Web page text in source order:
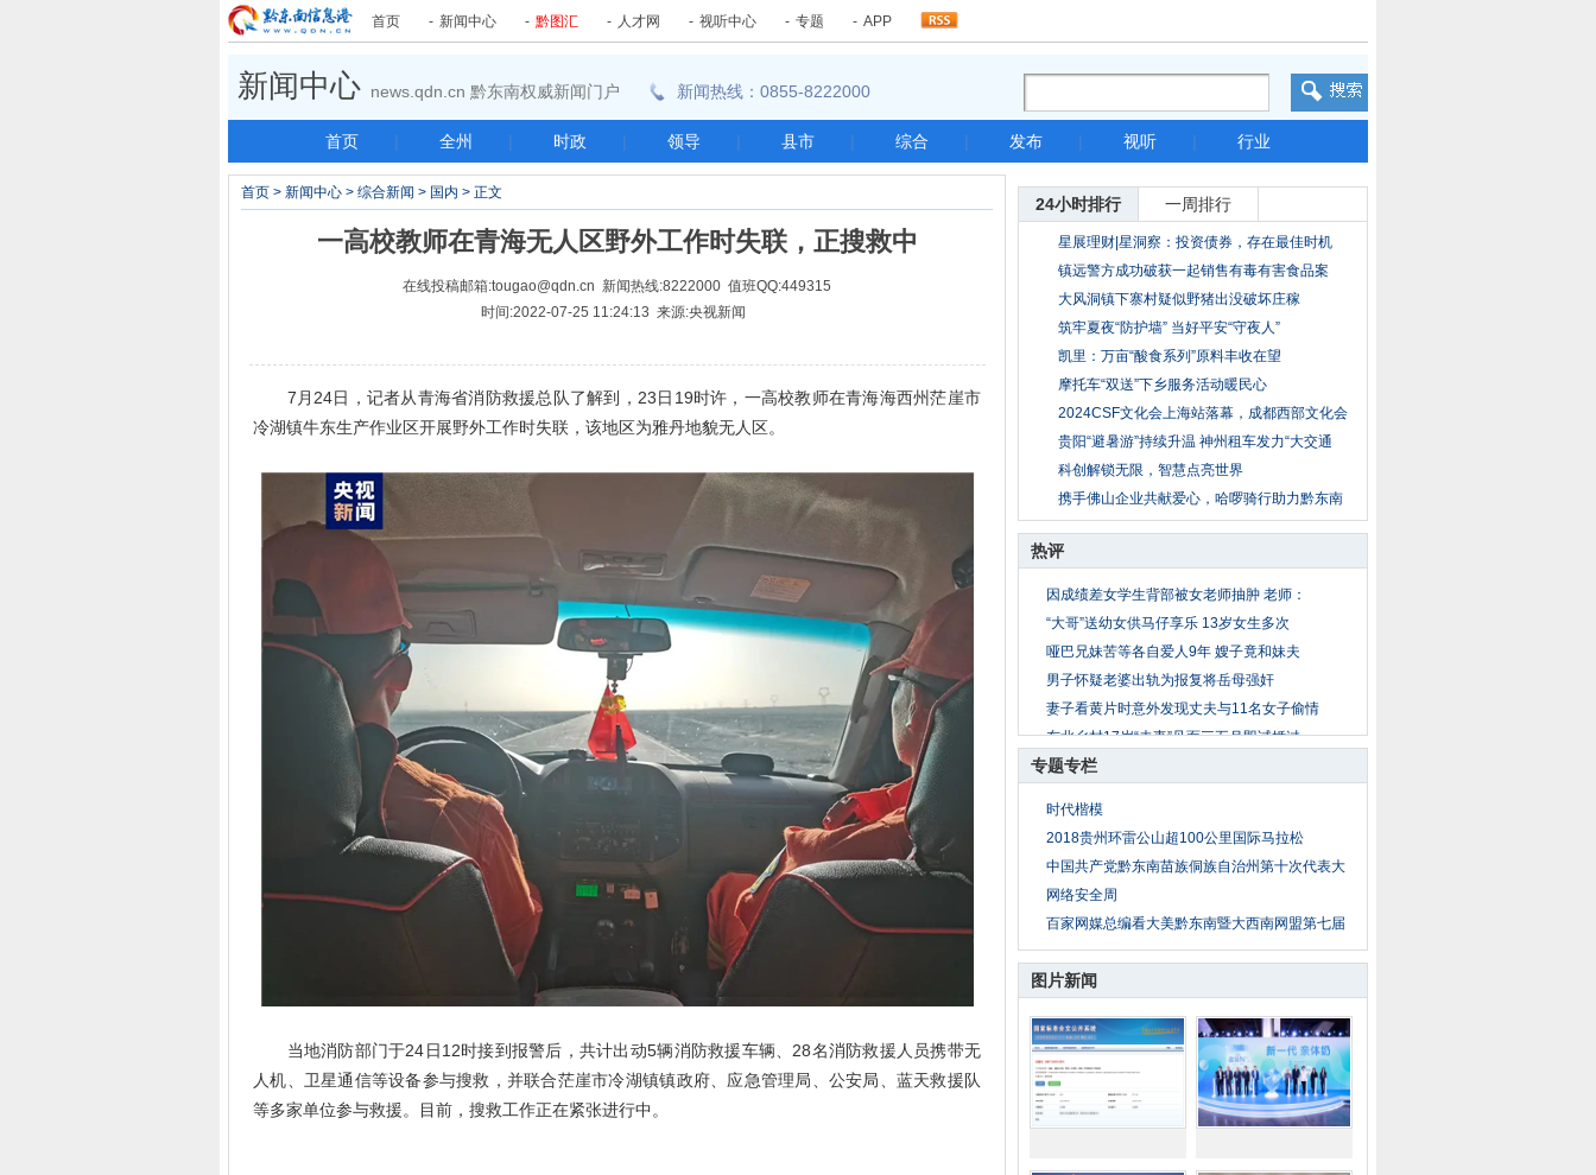
首页 - 新闻中心 - 黔图汇 - 人才网 - 视听中心 - 专题 - APP
新闻中心 news.qdn.cn 黔东南权威新闻门户 新闻热线：0855-8222000
首页 | 全州 | 时政 | 领导 | 县市 | 综合 | 发布 | 视听 | 行业
24小时排行 一周排行
星展理财|星洞察：投资债券，存在最佳时机
吗？
镇远警方成功破获一起销售有毒有害食品案
大风洞镇下寨村疑似野猪出没破坏庄稼
筑牢夏夜“防护墙” 当好平安“守夜人”
凯里：万亩“酸食系列”原料丰收在望
摩托车“双送”下乡服务活动暖民心
2024CSF文化会上海站落幕，成都西部文化会
再见
贵阳“避暑游”持续升温 神州租车发力“大交通
科创解锁无限，智慧点亮世界
携手佛山企业共献爱心，哈啰骑行助力黔东南
热评
因成绩差女学生背部被女老师抽肿 老师：
“大哥”送幼女供马仔享乐 13岁女生多次
哑巴兄妹苦等各自爱人9年 嫂子竟和妹夫
男子怀疑老婆出轨为报复将岳母强奸
妻子看黄片时意外发现丈夫与11名女子偷情
东北乡村17岁“夫妻”见面三五月即试婚过
公公遇儿媳妇与男同事吃饭 疑两人暧昧暴
专题专栏
时代楷模
2018贵州环雷公山超100公里国际马拉松
中国共产党黔东南苗族侗族自治州第十次代表大
网络安全周
百家网媒总编看大美黔东南暨大西南网盟第七届
图片新闻
首页 > 新闻中心 > 综合新闻 > 国内 > 正文
一高校教师在青海无人区野外工作时失联，正搜救中
在线投稿邮箱:tougao@qdn.cn 新闻热线:8222000 值班QQ:449315
时间:2022-07-25 11:24:13 来源:央视新闻
7月24日，记者从青海省消防救援总队了解到，23日19时许，一高校教师在青海海西州茫崖市
冷湖镇牛东生产作业区开展野外工作时失联，该地区为雅丹地貌无人区。
当地消防部门于24日12时接到报警后，共计出动5辆消防救援车辆、28名消防救援人员携带无
人机、卫星通信等设备参与搜救，并联合茫崖市冷湖镇镇政府、应急管理局、公安局、蓝天救援队
等多家单位参与救援。目前，搜救工作正在紧张进行中。